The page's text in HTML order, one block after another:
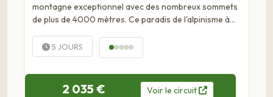
montagne exceptionnel avec des nombreux sommets
de plus de 4000 mètres. Ce paradis de l'alpinisme à
5 JOURS
2 035 € Voirle circuit